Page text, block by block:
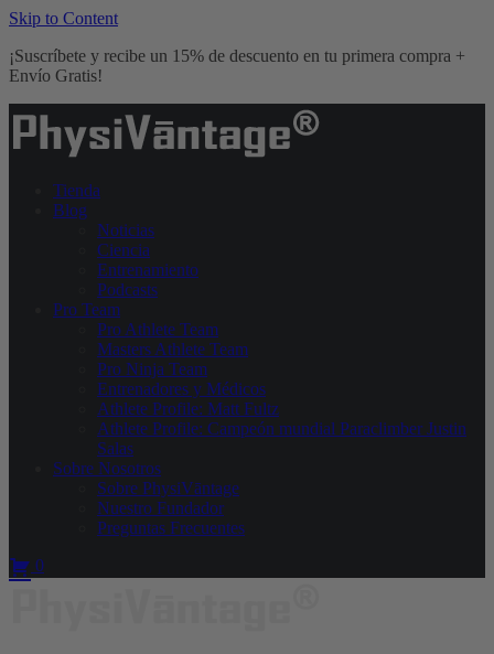
Skip to Content
¡Suscríbete y recibe un 15% de descuento en tu primera compra +
Envío Gratis!
Tienda
Blog
Noticias
Ciencia
Entrenamiento
Podcasts
Pro Team
Pro Athlete Team
Masters Athlete Team
Pro Ninja Team
Entrenadores y Médicos
Athlete Profile: Matt Fultz
Athlete Profile: Campeón mundial Paraclimber Justin
Salas
Sobre Nosotros
Sobre PhysiVāntage
Nuestro Fundador
Preguntas Frecuentes
0